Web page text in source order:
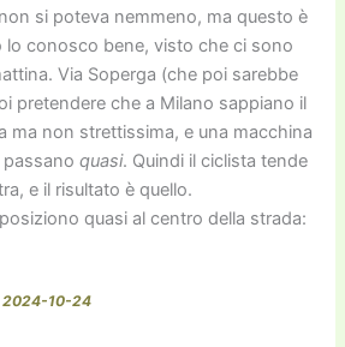
si poteva nemmeno, ma questo è
lo conosco bene, visto che ci sono
Via Soperga (che poi sarebbe
pretendere che a Milano sappiano il
ma non strettissima, e una macchina
passanoquasi. Quindi il ciclista tende
e il risultato è quello.
quasi al centro della strada:
2024-10-24